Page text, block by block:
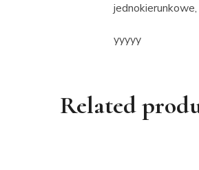
yyyyy
Related